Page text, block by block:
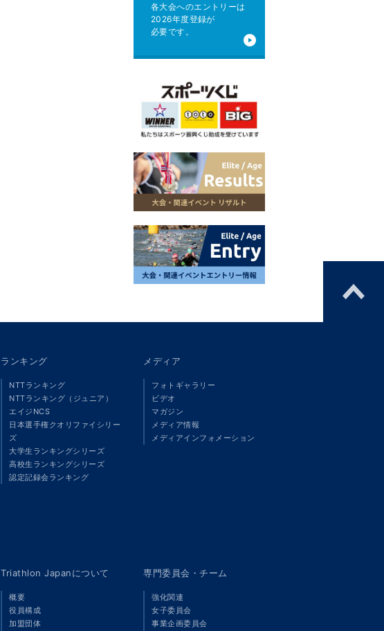
各大会へのエントリーは
2026年度登録が
必要です。
ランキング
NTTランキング
NTTランキング（ジュニア）
エイジNCS
日本選手権クオリファイシリー
ズ
大学生ランキングシリーズ
高校生ランキングシリーズ
認定記録会ランキング
メディア
フォトギャラリー
ビデオ
マガジン
メディア情報
メディアインフォメーション
Triathlon Japanについて
概要
役員構成
加盟団体
専門委員会・チーム
強化関連
女子委員会
事業企画委員会